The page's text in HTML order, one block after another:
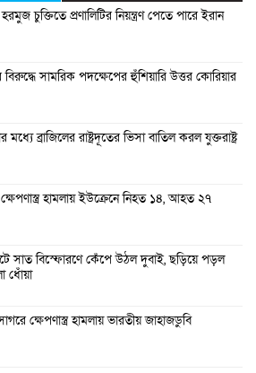
হরমুজ চুক্তিতে প্রণালিটির নিয়ন্ত্রণ পেতে পারে ইরান
বিরুদ্ধে সামরিক পদক্ষেপের হুঁশিয়ারি উত্তর কোরিয়ার
মধ্যে ব্রাজিলের রাষ্ট্রদূতের ভিসা বাতিল করল যুক্তরাষ্ট্র
ক্ষেপণাস্ত্র হামলায় ইউক্রেনে নিহত ১৪, আহত ২৭
সাত বিস্ফোরণে কেঁপে উঠল দুবাই, ছড়িয়ে পড়ল
ধোঁয়া
ক্ষেপণাস্ত্র হামলায় ভারতীয় জাহাজডুবি